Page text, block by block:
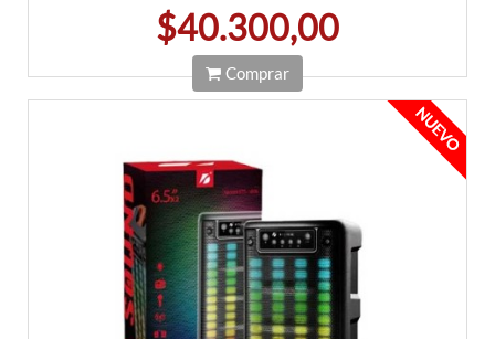
$40.300,00
Comprar